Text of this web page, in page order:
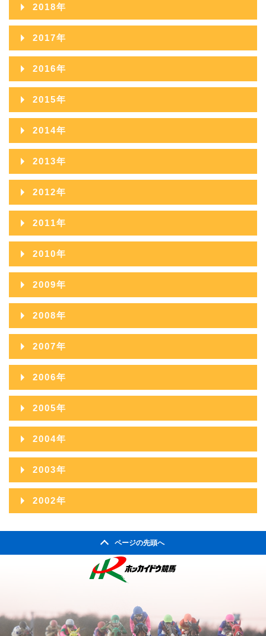
2018年
2018年12月
2018年11月
2018年10月
2018年09月
2018年08月
2018年07月
2018年06月
2018年05月
2018年03月
2018年02月
2018年01月
2017年
2017年12月
2017年11月
2017年10月
2017年09月
2017年08月
2017年07月
2017年06月
2017年05月
2017年03月
2017年02月
2017年01月
2016年
2016年12月
2016年11月
2016年10月
2016年09月
2016年08月
2016年07月
2016年06月
2016年05月
2016年03月
2016年02月
2016年01月
2015年
2015年12月
2015年11月
2015年10月
2015年09月
2015年08月
2015年07月
2015年06月
2015年05月
2015年03月
2015年02月
2015年01月
2014年
2014年12月
2014年11月
2014年10月
2014年09月
2014年08月
2014年07月
2014年06月
2014年05月
2014年03月
2014年02月
2014年01月
2013年
2013年12月
2013年11月
2013年10月
2013年09月
2013年08月
2013年07月
2013年06月
2013年05月
2013年03月
2013年02月
2013年01月
2012年
2012年12月
2012年11月
2012年10月
2012年09月
2012年08月
2012年07月
2012年06月
2012年05月
2012年03月
2012年02月
2012年01月
2011年
2011年12月
2011年11月
2011年10月
2011年09月
2011年08月
2011年07月
2011年06月
2011年05月
2011年03月
2011年02月
2010年
2010年12月
2010年11月
2010年10月
2010年09月
2010年08月
2010年07月
2010年06月
2010年05月
2010年03月
2009年
2009年12月
2009年11月
2009年10月
2009年09月
2009年08月
2009年07月
2009年06月
2009年05月
2009年03月
2008年
2008年12月
2008年11月
2008年10月
2008年09月
2008年08月
2008年07月
2008年06月
2008年05月
2008年01月
2007年
2007年12月
2007年11月
2007年10月
2007年09月
2007年08月
2007年07月
2007年02月
2006年
2006年12月
2006年11月
2006年10月
2006年09月
2006年08月
2006年03月
2005年
2005年12月
2005年11月
2005年10月
2005年09月
2005年08月
2005年07月
2005年04月
2004年
2004年12月
2004年11月
2004年10月
2004年06月
2003年
2003年12月
2003年07月
2002年
ページの先頭へ